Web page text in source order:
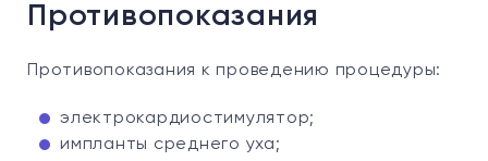
Противопоказания
Противопоказания к проведению процедуры:
электрокардиостимулятор;
импланты среднего уха;